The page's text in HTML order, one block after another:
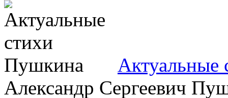
Александр Сергеевич